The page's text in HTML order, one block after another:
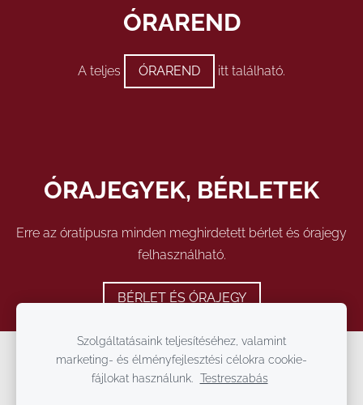
ÓRAREND
A teljes ÓRAREND itt található.
ÓRAJEGYEK, BÉRLETEK
Erre az óratípusra minden meghirdetett bérlet és órajegy
felhasználható.
BÉRLET ÉS ÓRAJEGY
Cookie-fájlok
Szolgáltatásaink teljesítéséhez, valamint
marketing- és élményfejlesztési célokra cookie-
fájlokat használunk.
Testreszabás